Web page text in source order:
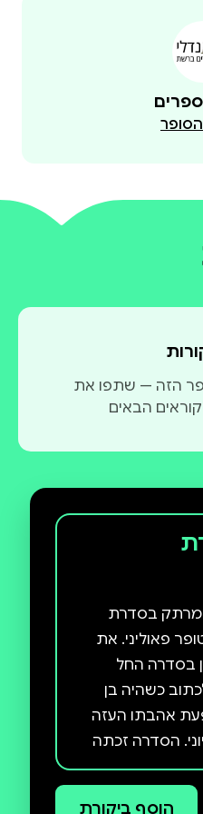
5
הזה — שתפו את
הבאים
בסדרת
פאוליני. את
בסדרה החל
כשהיה בן
אהבתו העזה
הסדרה זכתה
ליותר
לרב-מכר
הוסף ביקורת